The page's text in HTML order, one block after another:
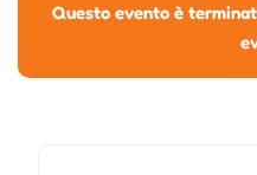
Questo evento è